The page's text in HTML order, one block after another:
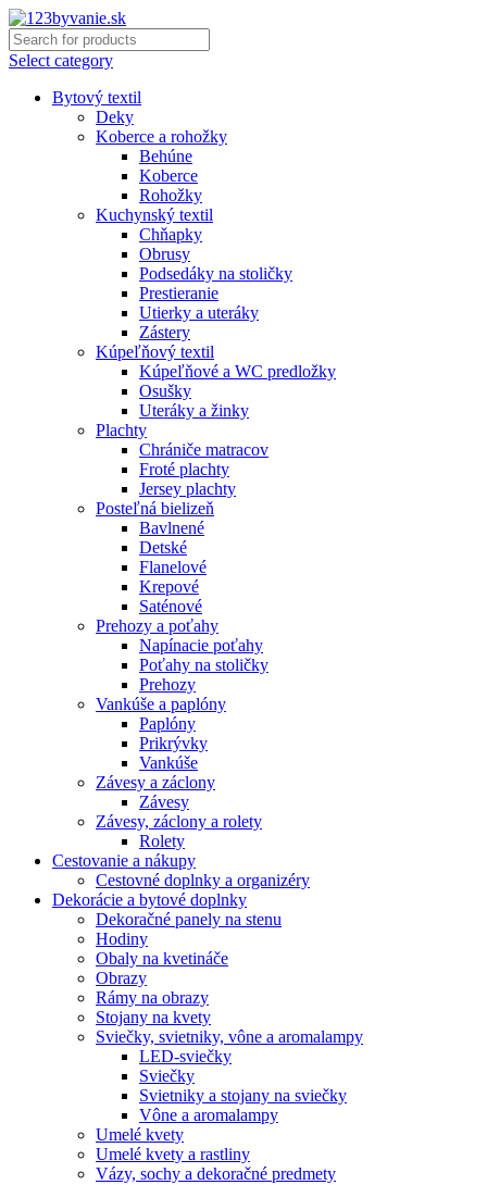
Select category
Bytový textil
Deky
Koberce a rohožky
Behúne
Koberce
Rohožky
Kuchynský textil
Chňapky
Obrusy
Podsedáky na stoličky
Prestieranie
Utierky a uteráky
Zástery
Kúpeľňový textil
Kúpeľňové a WC predložky
Osušky
Uteráky a žinky
Plachty
Chrániče matracov
Froté plachty
Jersey plachty
Posteľná bielizeň
Bavlnené
Detské
Flanelové
Krepové
Saténové
Prehozy a poťahy
Napínacie poťahy
Poťahy na stoličky
Prehozy
Vankúše a paplóny
Paplóny
Prikrývky
Vankúše
Závesy a záclony
Závesy
Závesy, záclony a rolety
Rolety
Cestovanie a nákupy
Cestovné doplnky a organizéry
Dekorácie a bytové doplnky
Dekoračné panely na stenu
Hodiny
Obaly na kvetináče
Obrazy
Rámy na obrazy
Stojany na kvety
Sviečky, svietniky, vône a aromalampy
LED-sviečky
Sviečky
Svietniky a stojany na sviečky
Vône a aromalampy
Umelé kvety
Umelé kvety a rastliny
Vázy, sochy a dekoračné predmety